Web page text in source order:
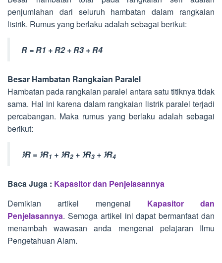
penjumlahan dari seluruh hambatan dalam rangkaian
listrik. Rumus yang berlaku adalah sebagai berikut:
R = R1 + R2 + R3 + R4
Besar Hambatan Rangkaian Paralel
Hambatan pada rangkaian paralel antara satu titiknya tidak
sama. Hal ini karena dalam rangkaian listrik paralel terjadi
percabangan. Maka rumus yang berlaku adalah sebagai
berikut:
⅟R = ⅟R1 + ⅟R2 + ⅟R3 + ⅟R4
Baca Juga : Kapasitor dan Penjelasannya
Demikian artikel mengenai
Kapasitor dan
Penjelasannya. Semoga artikel ini dapat bermanfaat dan
menambah wawasan anda mengenai pelajaran Ilmu
Pengetahuan Alam.